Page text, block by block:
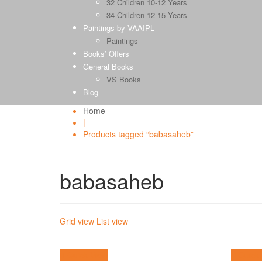
34 Children 12-15 Years
Paintings by VAAIPL
Paintings
Books’ Offers
General Books
VS Books
Blog
Home
|
Products tagged “babasaheb”
babasaheb
Grid view List view